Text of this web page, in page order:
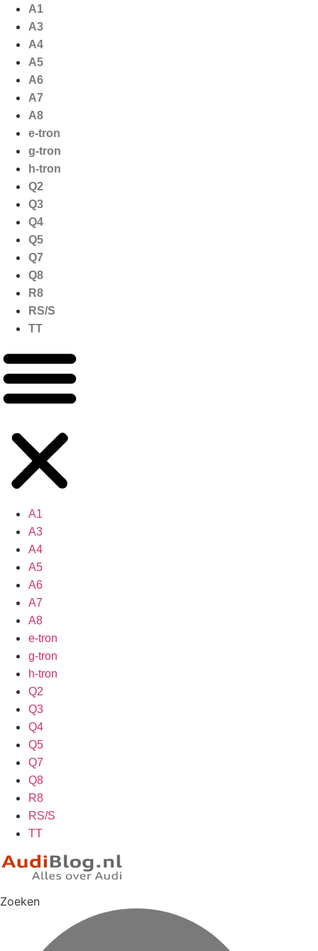
naar
inhoud
A1
A3
A4
A5
A6
A7
A8
e-tron
g-tron
h-tron
Q2
Q3
Q4
Q5
Q7
Q8
R8
RS/S
TT
A1
A3
A4
A5
A6
A7
A8
e-tron
g-tron
h-tron
Q2
Q3
Q4
Q5
Q7
Q8
R8
RS/S
TT
Zoeken